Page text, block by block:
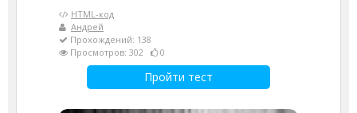
HTML-код
Андрей
Прохождений: 138
Просмотров: 302
0
Пройти тест